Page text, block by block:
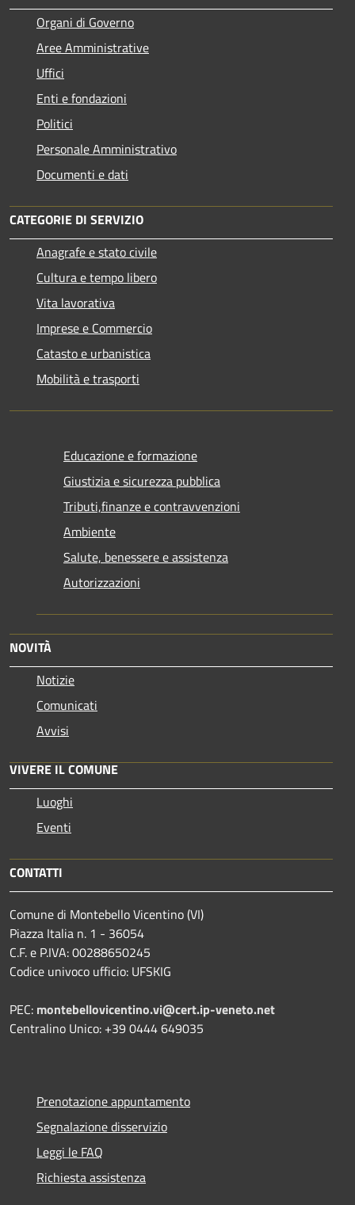
Organi di Governo
Aree Amministrative
Uffici
Enti e fondazioni
Politici
Personale Amministrativo
Documenti e dati
CATEGORIE DI SERVIZIO
Anagrafe e stato civile
Cultura e tempo libero
Vita lavorativa
Imprese e Commercio
Catasto e urbanistica
Mobilità e trasporti
Educazione e formazione
Giustizia e sicurezza pubblica
Tributi,finanze e contravvenzioni
Ambiente
Salute, benessere e assistenza
Autorizzazioni
NOVITÀ
Notizie
Comunicati
Avvisi
VIVERE IL COMUNE
Luoghi
Eventi
CONTATTI
Comune di Montebello Vicentino (VI)
Piazza Italia n. 1 - 36054
C.F. e P.IVA: 00288650245
Codice univoco ufficio: UFSKIG
PEC: montebellovicentino.vi@cert.ip-veneto.net
Centralino Unico: +39 0444 649035
Prenotazione appuntamento
Segnalazione disservizio
Leggi le FAQ
Richiesta assistenza